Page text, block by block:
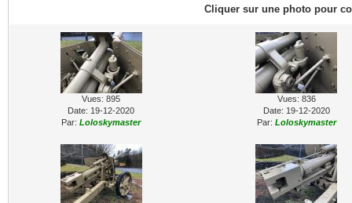
Cliquer sur une photo pour
Vues: 895
Date: 19-12-2020
Par: Loloskymaster
Vues: 836
Date: 19-12-2020
Par: Loloskymaster